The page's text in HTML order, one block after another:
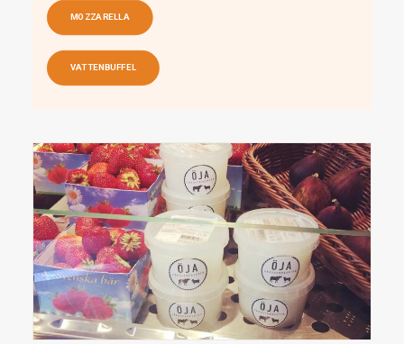
MOZZARELLA
VATTENBUFFEL